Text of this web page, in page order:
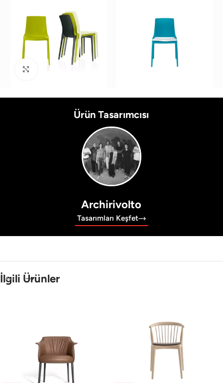
Ürün Tasarımcısı
Archirivolto
Tasarımları Keşfet
İlgili Ürünler